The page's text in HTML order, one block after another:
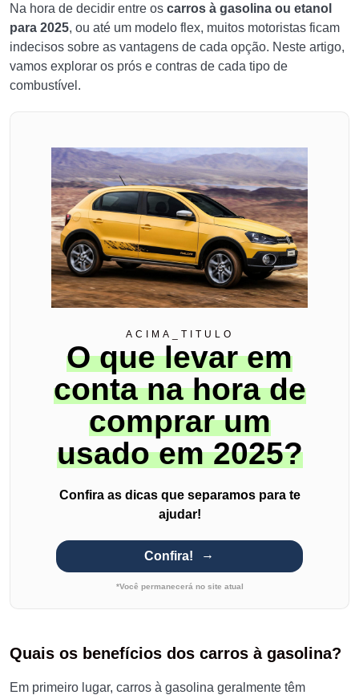
Na hora de decidir entre os carros à gasolina ou etanol
para 2025, ou até um modelo flex, muitos motoristas ficam
indecisos sobre as vantagens de cada opção. Neste artigo,
vamos explorar os prós e contras de cada tipo de
combustível.
ACIMA_TITULO
O que levar em
conta na hora de
comprar um
usado em 2025?
Confira as dicas que separamos para te
ajudar!
Confira!
*Você permanecerá no site atual
Quais os benefícios dos carros à gasolina?
Em primeiro lugar, carros à gasolina geralmente têm